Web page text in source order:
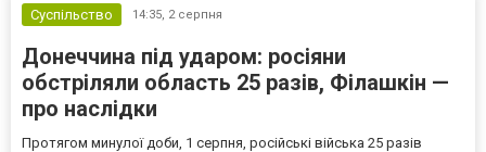
Суспільство 14:35, 2 серпня
Донеччина під ударом: росіяни
обстріляли область 25 разів, Філашкін —
про наслідки
Протягом минулої доби, 1 серпня, російські війська 25 разів